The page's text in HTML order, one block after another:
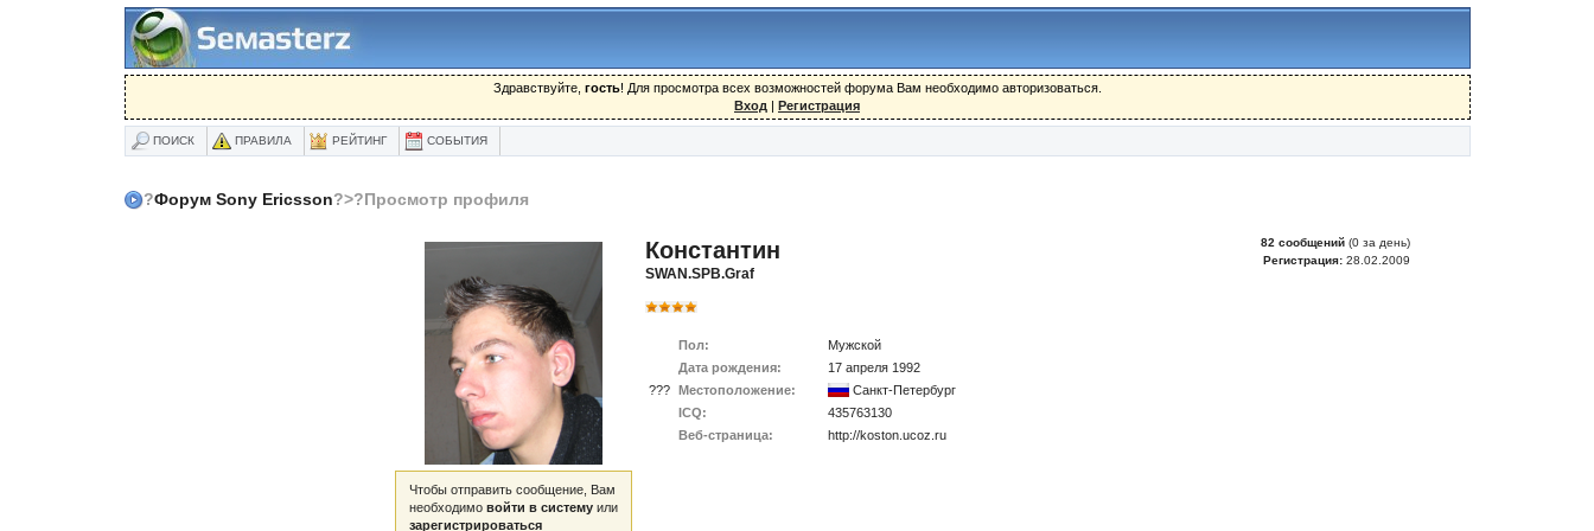
Здравствуйте, гость! Для просмотра всех возможностей форума Вам необходимо авторизоваться.
Вход | Регистрация
ПОИСК ПРАВИЛА РЕЙТИНГ СОБЫТИЯ
?Форум Sony Ericsson?>?Просмотр профиля
Чтобы отправить сообщение, Вам
необходимо войти в системуили
зарегистрироваться
Константин
SWAN.SPB.Graf
???
Пол:
Мужской
Дата рождения:
17 апреля 1992
Местоположение:
Санкт-Петербург
ICQ:
435763130
Веб-страница:
http://koston.ucoz.ru
82 сообщений(0 за день)
Регистрация:28.02.2009